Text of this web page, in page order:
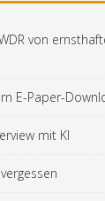
von
E-Paper-
mit KI